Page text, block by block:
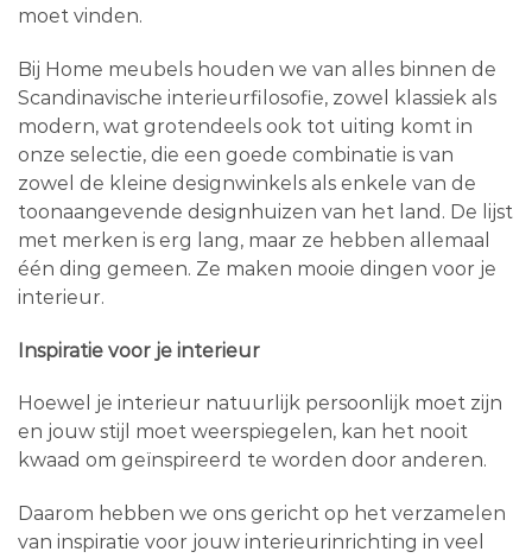
moet vinden.
Bij Home meubels houden we van alles binnen de
Scandinavische interieurfilosofie, zowel klassiek als
modern, wat grotendeels ook tot uiting komt in
onze selectie, die een goede combinatie is van
zowel de kleine designwinkels als enkele van de
toonaangevende designhuizen van het land. De lijst
met merken is erg lang, maar ze hebben allemaal
één ding gemeen. Ze maken mooie dingen voor je
interieur.
Inspiratie voor je interieur
Hoewel je interieur natuurlijk persoonlijk moet zijn
en jouw stijl moet weerspiegelen, kan het nooit
kwaad om geïnspireerd te worden door anderen.
Daarom hebben we ons gericht op het verzamelen
van inspiratie voor jouw interieurinrichting in veel